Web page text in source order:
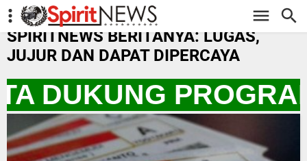
-->
SPIRITNEWS BERITANYA: LUGAS,
JUJUR DAN DAPAT DIPERCAYA